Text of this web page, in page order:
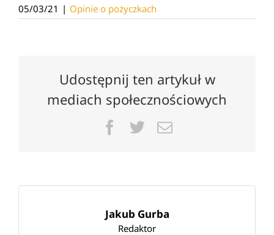
05/03/21 | Opinie o pożyczkach
Udostępnij ten artykuł w
mediach społecznościowych
Facebook
TwitterEmail
Jakub Gurba
Redaktor